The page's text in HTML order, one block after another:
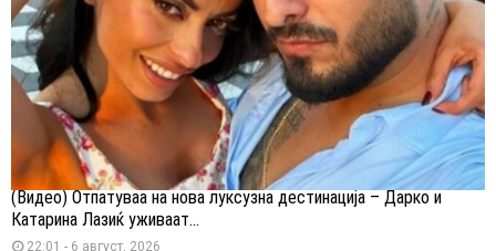
(Видео) Отпатуваа на нова луксузна дестинација – Дарко и
Катарина Лазиќ уживаат...
22:01 - 6 август, 2026